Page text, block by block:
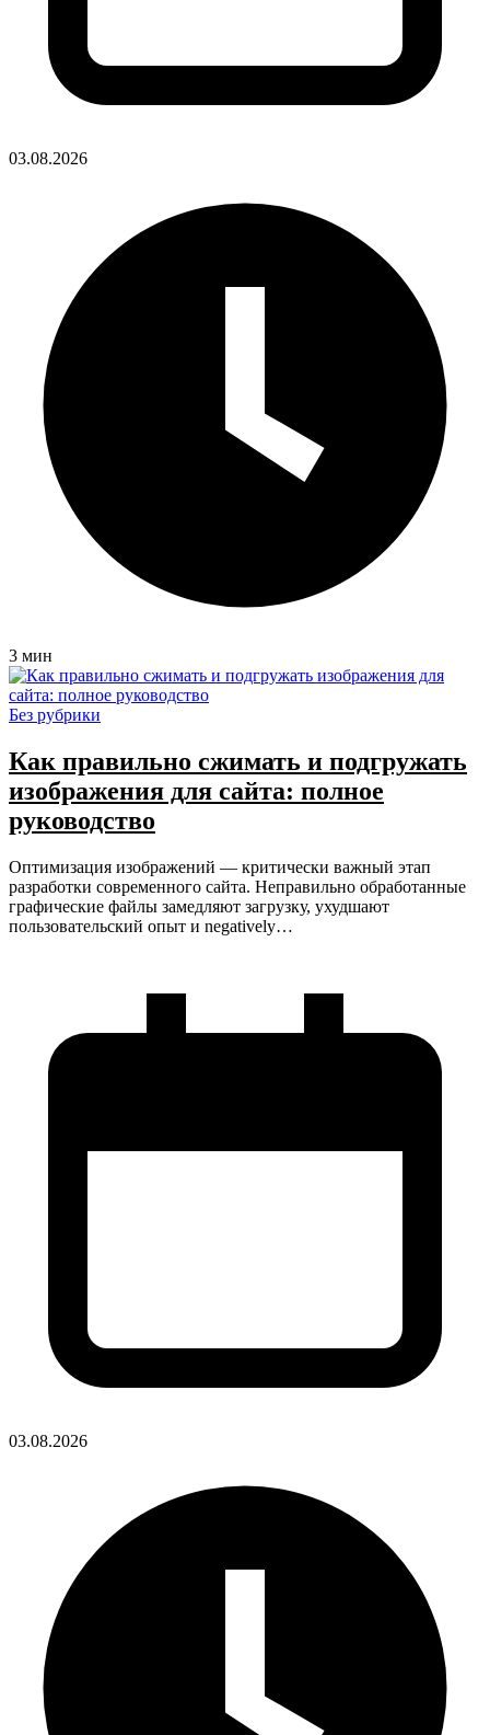
03.08.2026
3 мин
Без рубрики
Как правильно сжимать и подгружать
изображения для сайта: полное
руководство
Оптимизация изображений — критически важный этап
разработки современного сайта. Неправильно обработанные
графические файлы замедляют загрузку, ухудшают
пользовательский опыт и negatively…
03.08.2026